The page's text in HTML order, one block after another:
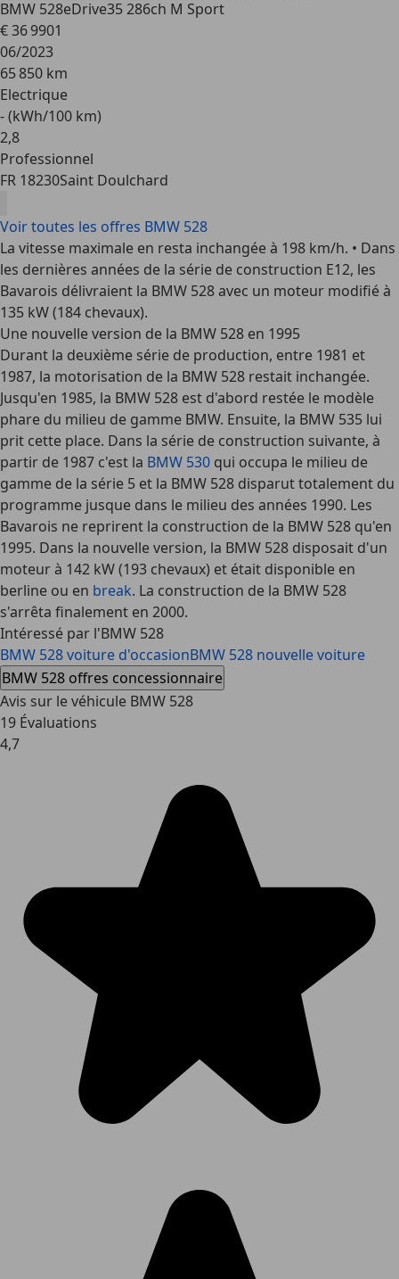
BMW 528eDrive35 286ch M Sport
€ 36 9901
06/2023
65 850 km
Electrique
- (kWh/100 km)
2,8
Professionnel
FR 18230Saint Doulchard
Voir toutes les offres BMW 528
La vitesse maximale en resta inchangée à 198 km/h. • Dans
les dernières années de la série de construction E12, les
Bavarois délivraient la BMW 528 avec un moteur modifié à
135 kW (184 chevaux).
Une nouvelle version de la BMW 528 en 1995
Durant la deuxième série de production, entre 1981 et
1987, la motorisation de la BMW 528 restait inchangée.
Jusqu'en 1985, la BMW 528 est d'abord restée le modèle
phare du milieu de gamme BMW. Ensuite, la BMW 535 lui
prit cette place. Dans la série de construction suivante, à
partir de 1987 c'est la BMW 530 qui occupa le milieu de
gamme de la série 5 et la BMW 528 disparut totalement du
programme jusque dans le milieu des années 1990. Les
Bavarois ne reprirent la construction de la BMW 528 qu'en
1995. Dans la nouvelle version, la BMW 528 disposait d'un
moteur à 142 kW (193 chevaux) et était disponible en
berline ou en break. La construction de la BMW 528
s'arrêta finalement en 2000.
Intéressé par l'BMW 528
BMW 528 voiture d'occasionBMW 528 nouvelle voiture
BMW 528 offres concessionnaire
Avis sur le véhicule BMW 528
19 Évaluations
4,7